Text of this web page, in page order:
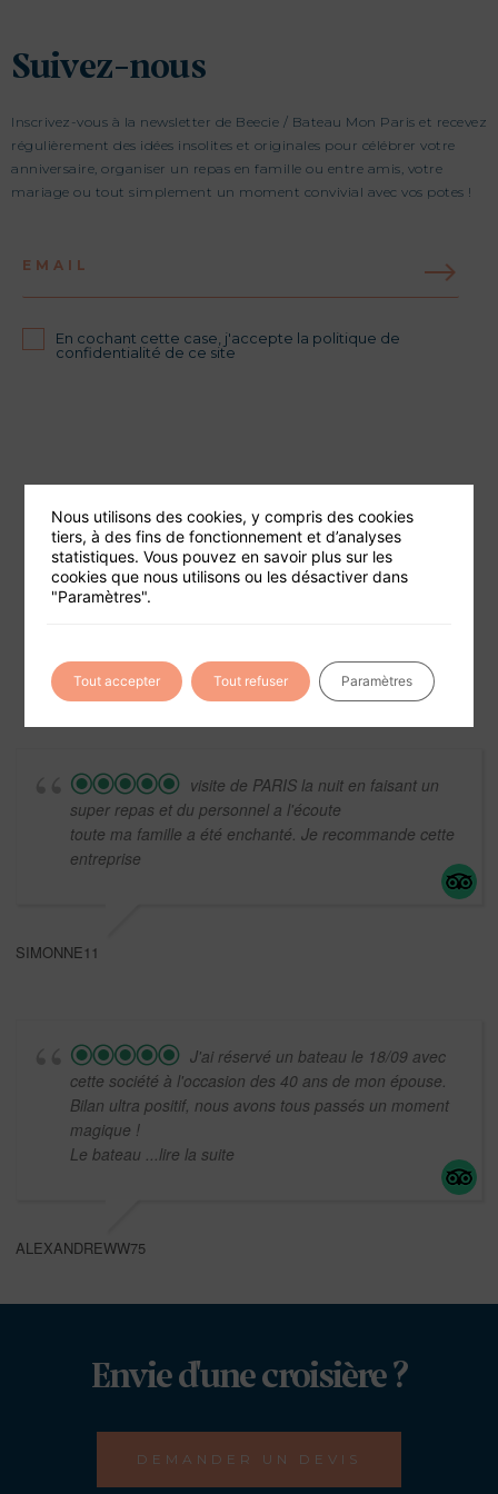
Suivez-nous
Inscrivez-vous à la newsletter de Beecie / Bateau Mon Paris et recevez
régulièrement des idées insolites et originales pour célébrer votre
anniversaire, organiser un repas en famille ou entre amis, votre
mariage ou tout simplement un moment convivial avec vos potes !
EMAIL
En cochant cette case, j'accepte la politique de
confidentialité de ce site
Foire aux questions
visite de PARIS la nuit en faisant un
super repas et du personnel a l'écoute
toute ma famille a été enchanté. Je recommande cette
entreprise
SIMONNE11
J'ai réservé un bateau le 18/09 avec
cette société à l'occasion des 40 ans de mon épouse.
Bilan ultra positif, nous avons tous passés un moment
magique !
Le bateau ...lire la suite
ALEXANDREWW75
Envie d'une croisière ?
DEMANDER UN DEVIS
Nous utilisons des cookies, y compris des cookies
tiers, à des fins de fonctionnement et d’analyses
statistiques. Vous pouvez en savoir plus sur les
cookies que nous utilisons ou les désactiver dans
"Paramètres".
Tout accepter Tout refuser Paramètres